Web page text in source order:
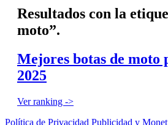
Resultados con la
moto”.
Mejores botas de moto
2025
Ver ranking ->
Política de Privacidad Publicidad y